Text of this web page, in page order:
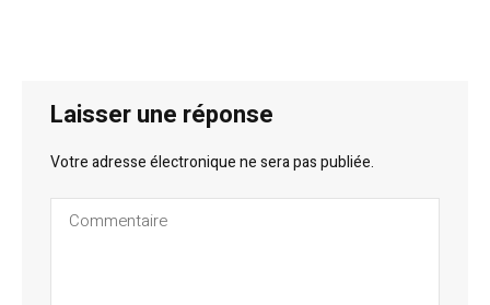
Laisser une réponse
Votre adresse électronique ne sera pas publiée.